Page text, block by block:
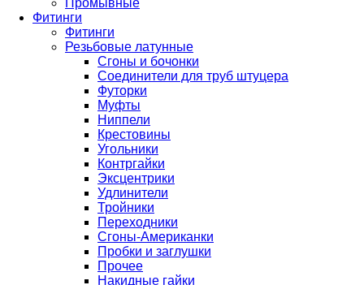
Промывные
Фитинги
Фитинги
Резьбовые латунные
Сгоны и бочонки
Соединители для труб штуцера
Футорки
Муфты
Ниппели
Крестовины
Угольники
Контргайки
Эксцентрики
Удлинители
Тройники
Переходники
Сгоны-Американки
Пробки и заглушки
Прочее
Накидные гайки